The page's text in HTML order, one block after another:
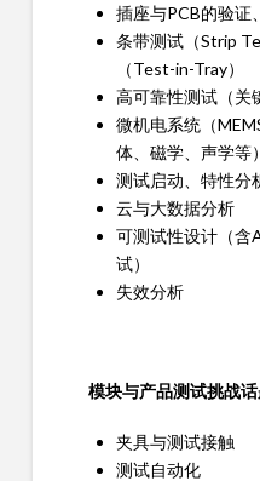
插座与PCB的验证
条带测试（Strip
（Test-in-Tray）
高可靠性测试（关
微机电系统（
体、磁学、声学等
测试启动、特性分
云与大数据分析
可测试性设计（含
试）
失效分析
模块与产品测试挑战
夹具与测试接触
测试自动化